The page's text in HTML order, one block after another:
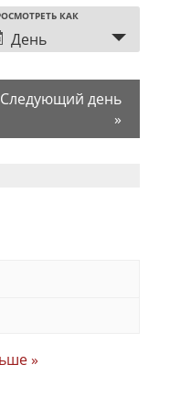
КАК
День
Следующий день
»
»